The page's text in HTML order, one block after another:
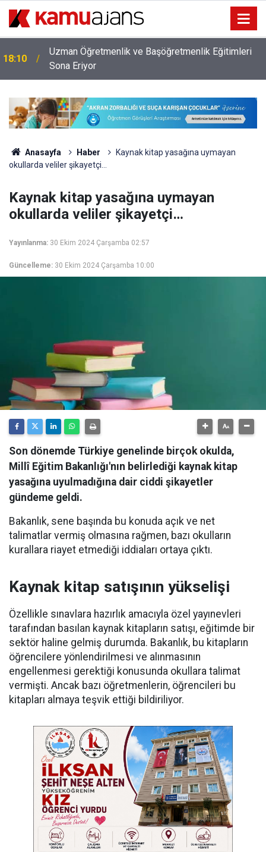
18:10
Uzman Öğretmenlik ve Başöğretmenlik Eğitimleri
Sona Eriyor
Anasayfa Haber
Kaynak kitap yasağına uymayan
okullarda veliler şikayetçi…
Kaynak kitap yasağına uymayan
okullarda veliler şikayetçi…
Yayınlanma: 30 Ekim 2024 Çarşamba 02:57
Güncelleme: 30 Ekim 2024 Çarşamba 10:00
Son dönemde Türkiye genelinde birçok okulda,
Millî Eğitim Bakanlığı'nın belirlediği kaynak kitap
yasağına uyulmadığına dair ciddi şikayetler
gündeme geldi.
Bakanlık, sene başında bu konuda açık ve net
talimatlar vermiş olmasına rağmen, bazı okulların
kurallara riayet etmediği iddiaları ortaya çıktı.
Kaynak kitap satışının yükselişi
Özellikle sınavlara hazırlık amacıyla özel yayınevleri
tarafından basılan kaynak kitapların satışı, eğitimde bir
sektör haline gelmiş durumda. Bakanlık, bu kitapların
öğrencilere yönlendirilmesi ve alınmasının
engellenmesi gerektiği konusunda okullara talimat
vermişti. Ancak bazı öğretmenlerin, öğrencileri bu
kitapları almaya teşvik ettiği bildiriliyor.